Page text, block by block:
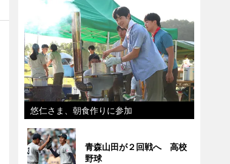
悠仁さま、朝食作りに参加
青森山田が２回戦へ 高校
野球